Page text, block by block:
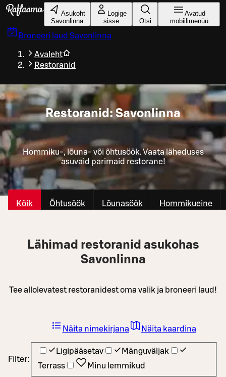
Liigu peamise sisu juurde
Asukoht
Savonlinna
Logige
sisse
Otsi
Avatud
mobiilimenüü
Broneeri laud Savonlinna
Avaleht
Restoranid
Restoranid: Savonlinna
Hommiku-, lõuna- või õhtusöök. Vaata läheduses
asuvaid parimaid restorane!
Kõik Õhtusöök Lõunasöök Hommikueine
Lähimad restoranid asukohas
Savonlinna
Tee allolevatest restoranidest oma valik ja broneeri laud!
Filter:
Ligipääsetav
Mänguväljak
Terrass
Minu lemmikud
Näita nimekirjana Näita kaardina